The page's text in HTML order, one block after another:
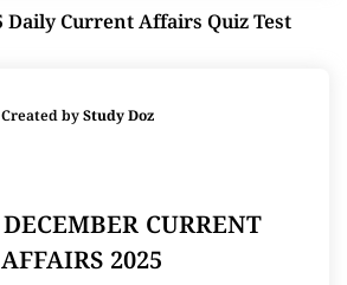
Daily Current Affairs Quiz Test
Created byStudy Doz
CURRENT
AFFAIRS 2025